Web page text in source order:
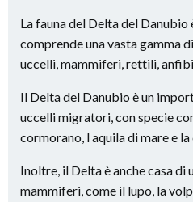
La fauna del Delta del
comprende una vasta gamma
uccelli, mammiferi, rettili,
Il Delta del Danubio è un
uccelli migratori, con specie
cormorano, l aquila di mare e
Inoltre, il Delta è anche casa di
mammiferi, come il lupo, la